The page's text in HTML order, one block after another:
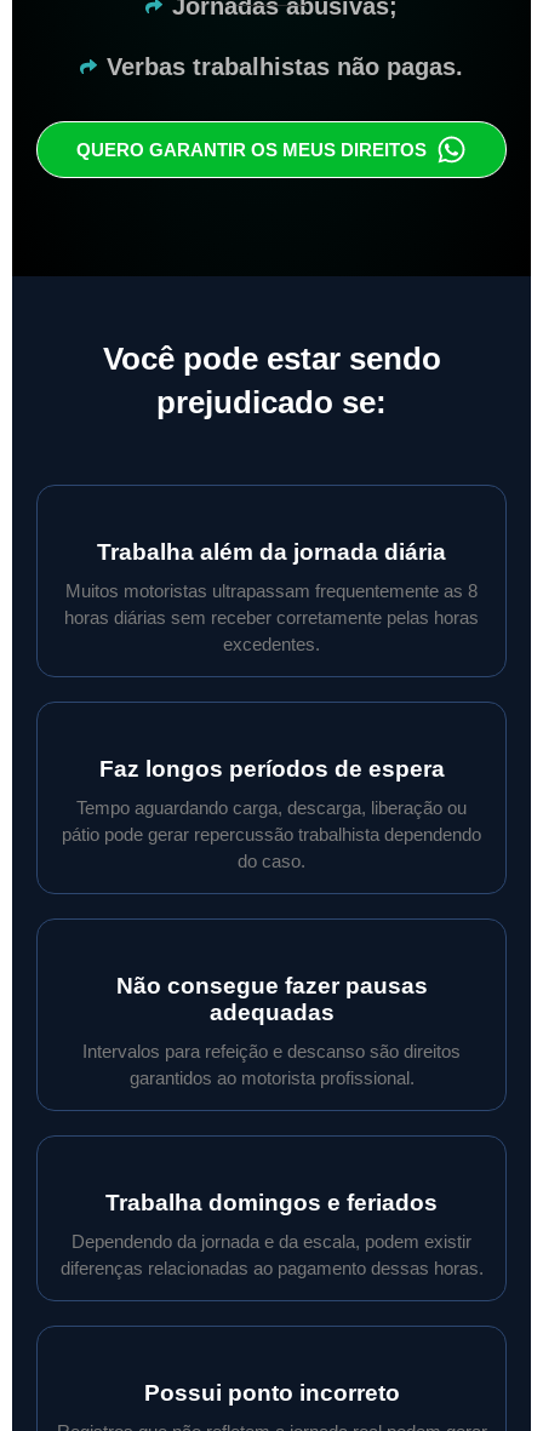
Jornadas abusivas;
Verbas trabalhistas não pagas.
QUERO GARANTIR OS MEUS DIREITOS
Você pode estar sendo
prejudicado se:
Trabalha além da jornada diária
Muitos motoristas ultrapassam frequentemente as 8
horas diárias sem receber corretamente pelas horas
excedentes.
Faz longos períodos de espera
Tempo aguardando carga, descarga, liberação ou
pátio pode gerar repercussão trabalhista dependendo
do caso.
Não consegue fazer pausas
adequadas
Intervalos para refeição e descanso são direitos
garantidos ao motorista profissional.
Trabalha domingos e feriados
Dependendo da jornada e da escala, podem existir
diferenças relacionadas ao pagamento dessas horas.
Possui ponto incorreto